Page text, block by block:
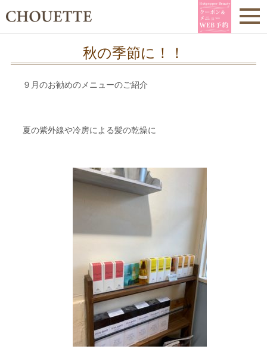
秋の季節に！！
９月のお勧めのメニューのご紹介
夏の紫外線や冷房による髪の乾燥に